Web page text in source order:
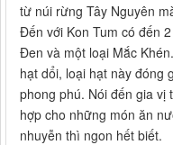
từ núi rừng Tây Nguyên
Đến với Kon Tum có đến
Đen và một loại Mắc
hạt dổi, loại hạt này đóng
phong phú. Nói đến gia
hợp cho những món ăn
nhuyễn thì ngon hết biết.